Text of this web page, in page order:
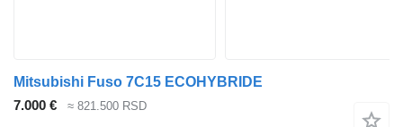
Mitsubishi Fuso 7C15 ECOHYBRIDE
7.000 €
≈ 821.500 RSD